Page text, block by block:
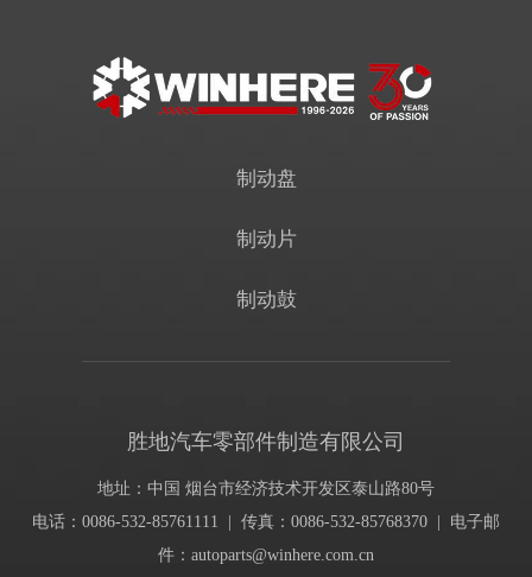
制动盘
制动片
制动鼓
胜地汽车零部件制造有限公司
地址：中国 烟台市经济技术开发区泰山路80号
电话：0086-532-85761111 | 传真：0086-532-85768370 | 电子邮
件： autoparts@winhere.com.cn